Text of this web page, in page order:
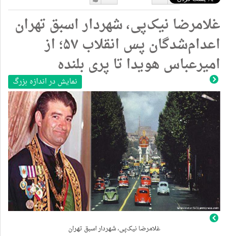
دوست
دارم
دوست
نداشتن
غلامرضا نیک‌پی، شهردار اسبق تهران
اعدام‌شدگان پس انقلاب ۵۷؛ از
امیرعباس هویدا تا پری بلنده
نمایش در اندازه بزرگ
غلامرضا نیک‌پی، شهردار اسبق تهران